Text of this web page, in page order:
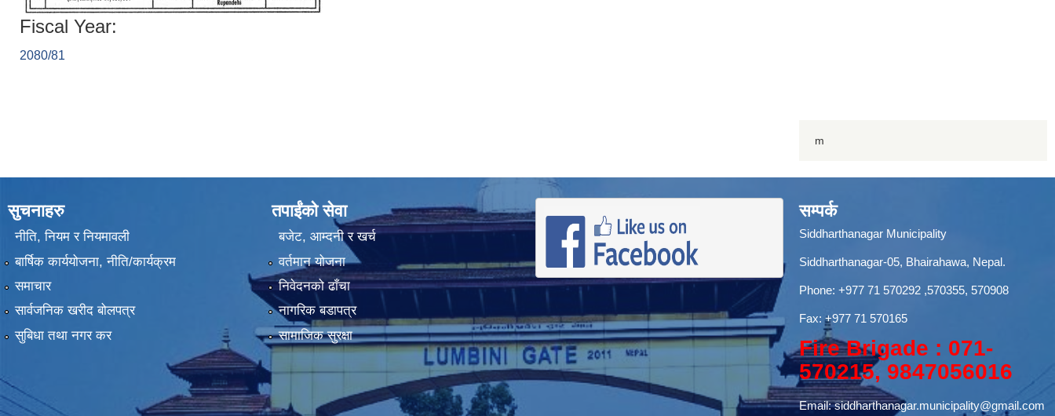
Fiscal Year:
2080/81
m
सुचनाहरु
नीति, नियम र नियमावली
बार्षिक कार्ययोजना, नीति/कार्यक्रम
समाचार
सार्वजनिक खरीद बोलपत्र
सुबिधा तथा नगर कर
तपाईंको सेवा
बजेट, आम्दनी र खर्च
वर्तमान योजना
निवेदनको ढाँचा
नागरिक बडापत्र
सामाजिक सुरक्षा
सम्पर्क
Siddharthanagar Municipality
Siddharthanagar-05, Bhairahawa, Nepal.
Phone: +977 71 570292 ,570355, 570908
Fax: +977 71 570165
Fire Brigade : 071-
570215, 9847056016
Email:siddharthanagar.municipality@gmail.com